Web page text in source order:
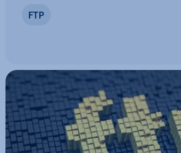
Server hochladen und von
FTP